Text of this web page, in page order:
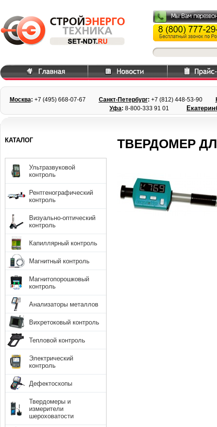
Москва: +7 (495) 668-07-67 Санкт-Петербург: +7 (812) 448-53-90
Уфа: 8-800-333 91 01
ТВЕРДОМЕР
КАТАЛОГ
Ультразвуковой
контроль
Рентгенографический
контроль
Визуально-оптический
контроль
Капиллярный контроль
Магнитный контроль
Магнитопорошковый
контроль
Анализаторы металлов
Вихретоковый контроль
Тепловой контроль
Электрический
контроль
Дефектоскопы
Твердомеры и
измерители
шероховатости